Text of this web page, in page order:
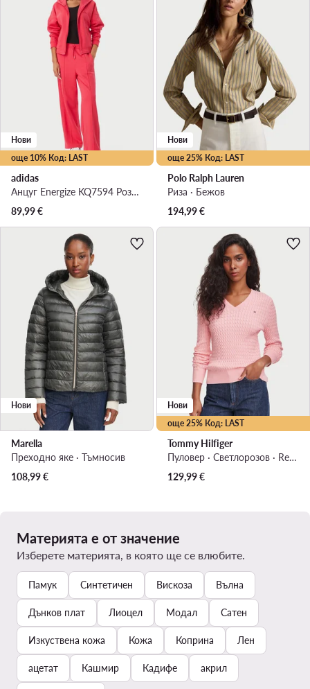
още 10% Код: LAST
Нови
adidas
Анцуг Energize KQ7594 Розов Regular Fit
89,99€
още 25% Код: LAST
Нови
Polo Ralph Lauren
Риза · Бежов
194,99€
Нови
Marella
Преходно яке · Тъмносив
108,99€
още 25% Код: LAST
Нови
Tommy Hilfiger
Пуловер · Светлорозов · Regular Fit
129,99€
Материята е от значение
Изберете материята, в която ще се влюбите.
Памук Синтетичен Вискоза Вълна
Дънков плат Лиоцел Модал Сатен
Изкуствена кожа Кожа Коприна Лен
ацетат Кашмир Кадифе акрил